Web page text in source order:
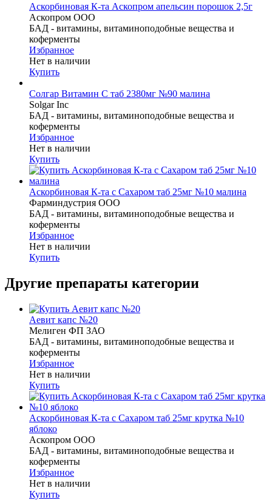
Аскорбиновая К-та Аскопром апельсин порошок 2,5г
Аскопром ООО
БАД - витамины, витаминоподобные вещества и
коферменты
Избранное
Нет в наличии
Купить
Солгар Витамин С таб 2380мг №90 малина
Solgar Inc
БАД - витамины, витаминоподобные вещества и
коферменты
Избранное
Нет в наличии
Купить
Аскорбиновая К-та с Сахаром таб 25мг №10 малина
Фарминдустрия ООО
БАД - витамины, витаминоподобные вещества и
коферменты
Избранное
Нет в наличии
Купить
Другие препараты категории
Аевит капс №20
Мелиген ФП ЗАО
БАД - витамины, витаминоподобные вещества и
коферменты
Избранное
Нет в наличии
Купить
Аскорбиновая К-та с Сахаром таб 25мг крутка №10
яблоко
Аскопром ООО
БАД - витамины, витаминоподобные вещества и
коферменты
Избранное
Нет в наличии
Купить